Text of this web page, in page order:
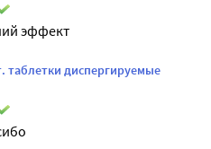
эффект
таблетки диспергируемые